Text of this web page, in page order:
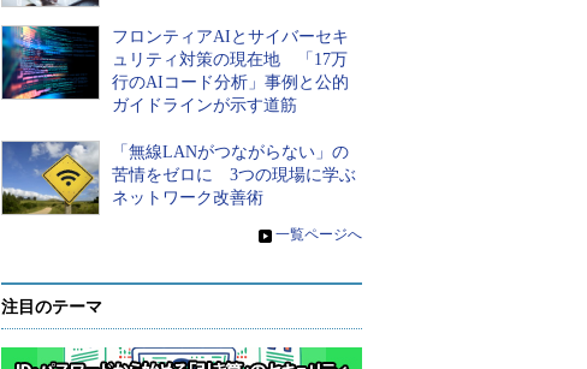
フロンティアAIとサイバーセキ
ュリティ対策の現在地 「17万
行のAIコード分析」事例と公的
ガイドラインが示す道筋
「無線LANがつながらない」の
苦情をゼロに 3つの現場に学ぶ
ネットワーク改善術
» 一覧ページへ
注目のテーマ